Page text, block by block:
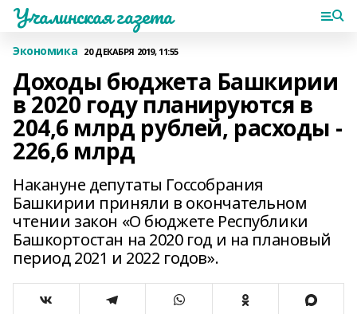
Учалинская газета
Экономика 20 ДЕКАБРЯ 2019, 11:55
Доходы бюджета Башкирии
в 2020 году планируются в
204,6 млрд рублей, расходы -
226,6 млрд
Накануне депутаты Госсобрания
Башкирии приняли в окончательном
чтении закон «О бюджете Республики
Башкортостан на 2020 год и на плановый
период 2021 и 2022 годов».